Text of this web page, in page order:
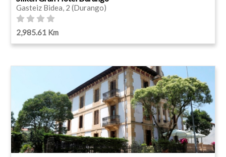
Gasteiz Bidea, 2 (Durango)
2,985.61 Km